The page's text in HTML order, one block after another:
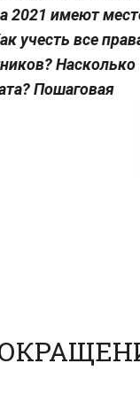
2021 имеют
учесть все
Насколько
Пошаговая